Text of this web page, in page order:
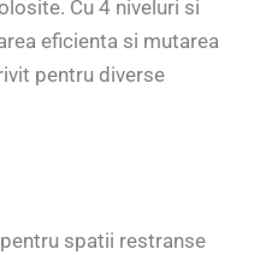
Cu 4 niveluri si
eficienta si mutarea
pentru diverse
spatii restranse